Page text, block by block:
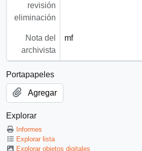
revisión
eliminación
Nota del
archivista
mf
Portapapeles
Agregar
Explorar
Informes
Explorar lista
Explorar objetos digitales